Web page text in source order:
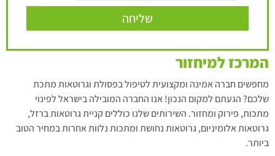
שליחה
המרכז למיחזור
מחפשים חברה אמינה ומקצועית לטיפול בפסולת וגרוטאות מתכת
שלכם? הגעתם למקום הנכון! אנו החברה המובילה בישראל לפינוי
מתכות, פירוק ומחזור. השירותים שלנו כוללים קניית גרוטאות ברזל,
גרוטאות אלומיניום, גרוטאות נחושת ומתכות נלוות אחרות במחיר הטוב
ביותר.